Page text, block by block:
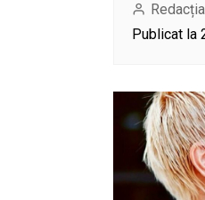
Redacția
Publicat la